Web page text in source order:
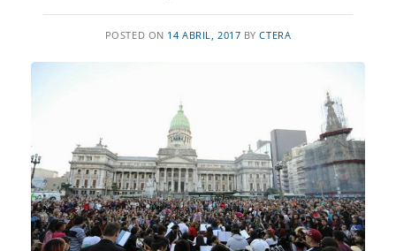
POSTED ON 14 ABRIL, 2017 BYCTERA